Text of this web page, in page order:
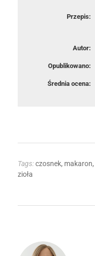
Przepis:
Autor:
Opublikowano:
Średnia ocena:
Tags:czosnek, makaron,
zioła